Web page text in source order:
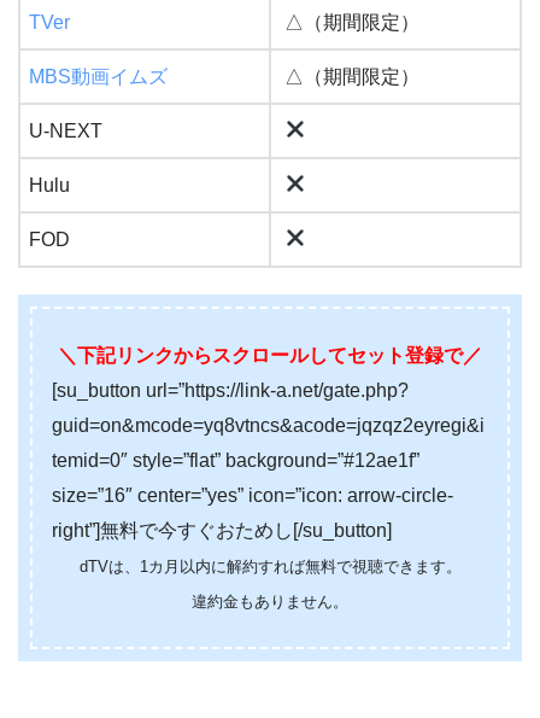
TVer △（期間限定）
MBS動画イムズ △（期間限定）
U-NEXT
Hulu
FOD
＼下記リンクからスクロールしてセット登録で／
[su_button url=”https://link-a.net/gate.php?
guid=on&mcode=yq8vtncs&acode=jqzqz2eyregi&i
temid=0″ style=”flat” background=”#12ae1f”
size=”16″ center=”yes” icon=”icon: arrow-circle-
right”]無料で今すぐおためし[/su_button]
dTVは、1カ月以内に解約すれば無料で視聴できます。
違約金もありません。